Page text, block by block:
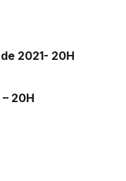
2021- 20H
20H